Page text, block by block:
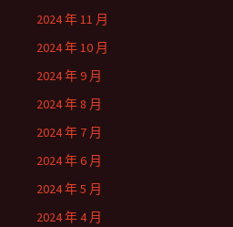
2024 年 11 月
2024 年 10 月
2024 年 9 月
2024 年 8 月
2024 年 7 月
2024 年 6 月
2024 年 5 月
2024 年 4 月